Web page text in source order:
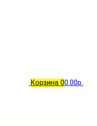
Корзина 00.00р.